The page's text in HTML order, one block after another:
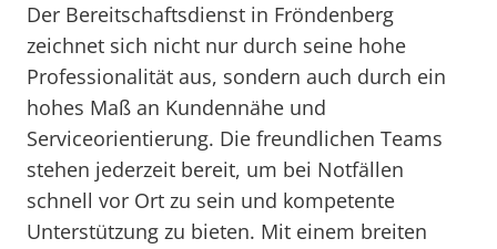
Der Bereitschaftsdienst in Fröndenberg
zeichnet sich nicht nur durch seine hohe
Professionalität aus, sondern auch durch ein
hohes Maß an Kundennähe und
Serviceorientierung. Die freundlichen Teams
stehen jederzeit bereit, um bei Notfällen
schnell vor Ort zu sein und kompetente
Unterstützung zu bieten. Mit einem breiten